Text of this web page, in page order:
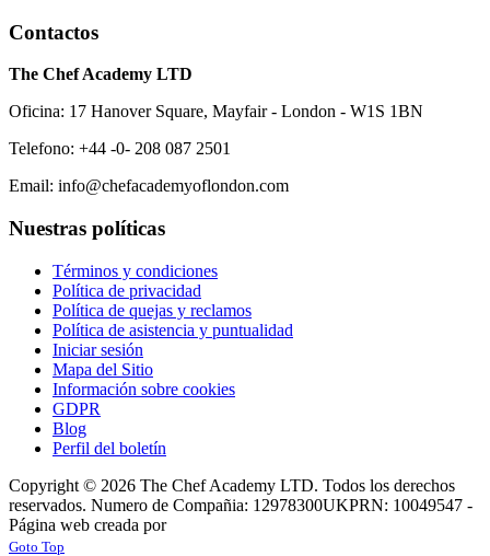
Contactos
The Chef Academy LTD
Oficina: 17 Hanover Square, Mayfair - London - W1S 1BN
Telefono: +44 -0- 208 087 2501
Email: info@chefacademyoflondon.com
Nuestras políticas
Términos y condiciones
Política de privacidad
Política de quejas y reclamos
Política de asistencia y puntualidad
Iniciar sesión
Mapa del Sitio
Información sobre cookies
GDPR
Blog
Perfil del boletín
Copyright © 2026 The Chef Academy LTD. Todos los derechos
reservados. Numero de Compañia: 12978300UKPRN: 10049547 -
Página web creada por
Joomla! 3 Templates
Goto Top